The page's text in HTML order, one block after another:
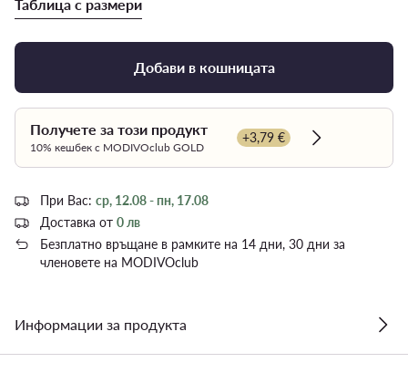
Таблица с размери
Добави в кошницата
Получете за този продукт
10% кешбек с MODIVOclub GOLD
+3,79 €
Dowiedz się
При Вас: ср, 12.08 - пн, 17.08
Доставка от 0 лв
Безплатно връщане в рамките на 14 дни, 30 дни за
членовете на MODIVOclub
Информации за продукта